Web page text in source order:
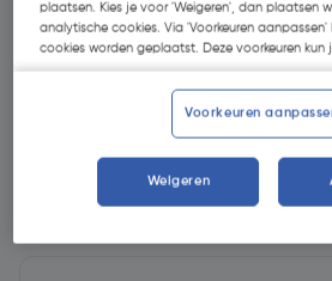
€ 27,00
Kies productvariant(39)
plaatsen. Kies je voor 'Weigeren', dan plaatsen
analytische cookies. Via 'Voorkeuren aanpassen'
cookies worden geplaatst. Deze voorkeuren kun
Voorkeuren
Weigeren